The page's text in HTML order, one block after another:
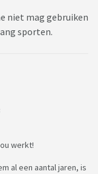
niet mag gebruiken
sporten.
werkt!
al een aantal jaren, is